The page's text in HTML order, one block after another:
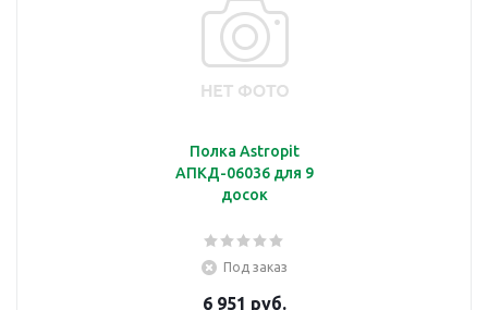
Полка Astropit
АПКД-06036 для 9
досок
Под заказ
6 951 руб.